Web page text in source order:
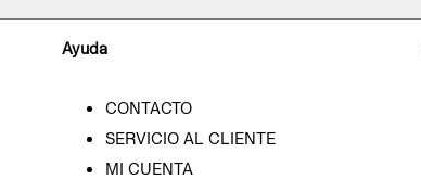
Ayuda
CONTACTO
SERVICIO AL CLIENTE
MI CUENTA